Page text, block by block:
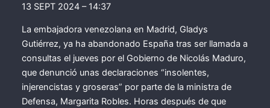
13 SEPT 2024 – 14:37
La embajadora venezolana en Madrid, Gladys
Gutiérrez, ya ha abandonado España tras ser llamada a
consultas el jueves por el Gobierno de Nicolás Maduro,
que denunció unas declaraciones “insolentes,
injerencistas y groseras” por parte de la ministra de
Defensa, Margarita Robles. Horas después de que